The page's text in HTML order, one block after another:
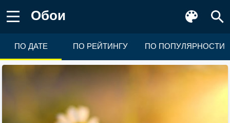
Обои
ПО ДАТЕ ПО РЕЙТИНГУ ПО ПОПУЛЯРНОСТИ